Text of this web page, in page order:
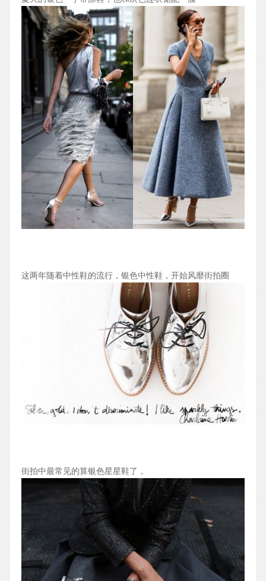
这两年随着中性鞋的流行，银色中性鞋，开始风靡街拍圈
街拍中最常见的算银色星星鞋了，